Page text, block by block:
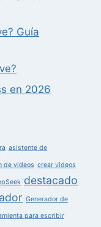
Guía
en 2026
asistente de
de videos crear videos
destacado
Generador de
para escribir